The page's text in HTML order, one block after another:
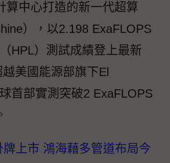
算中心打造的新一代超算
），以2.198 ExaFLOPS
HPL）測試成績登上最新
美國能源部旗下El
首部實測突破2 ExaFLOPS
上市 鴻海藉多管道布局今